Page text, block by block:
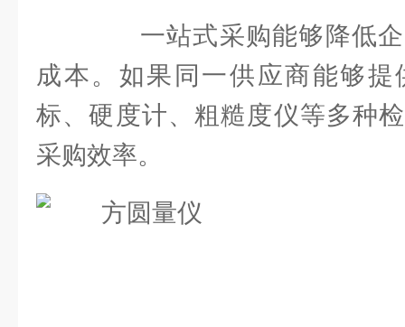
一站式采购能够降低企
成本。如果同一供应商能够
标、硬度计、粗糙度仪等多种
采购效率。